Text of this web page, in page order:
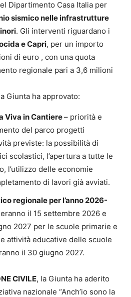
Dipartimento Casa Italia per
sismico nelle infrastrutture
. Gli interventi riguardano i
e Capri, per un importo
di euro , con una quota
regionale pari a 3,6 milioni
Giunta ha approvato:
Viva in Cantiere– priorità e
del parco progetti
previste: la possibilità di
scolastici, l’apertura a tutte le
l’utilizzo delle economie
di lavori già avviati.
regionale per l’anno 2026-
il 15 settembre 2026 e
2027 per le scuole primarie e
attività educative delle scuole
il 30 giugno 2027.
CIVILE, la Giunta ha aderito
nazionale “Anch’io sono la